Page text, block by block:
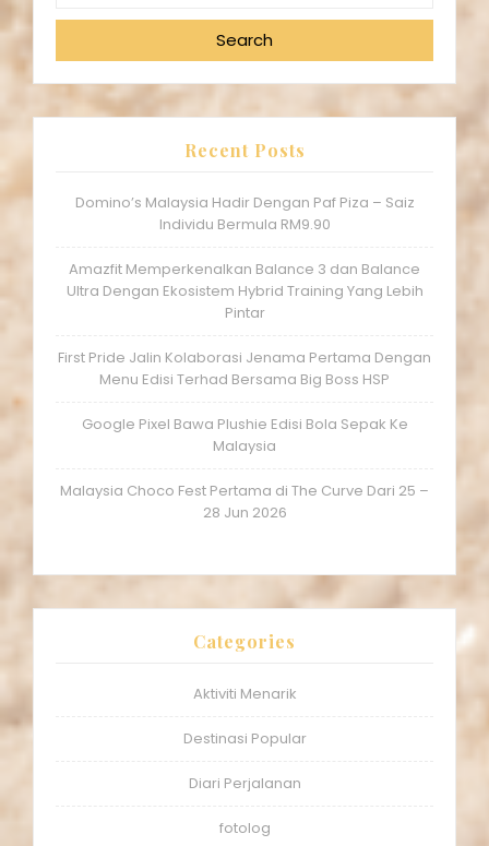
Search
Recent Posts
Domino’s Malaysia Hadir Dengan Paf Piza – Saiz
Individu Bermula RM9.90
Amazfit Memperkenalkan Balance 3 dan Balance
Ultra Dengan Ekosistem Hybrid Training Yang Lebih
Pintar
First Pride Jalin Kolaborasi Jenama Pertama Dengan
Menu Edisi Terhad Bersama Big Boss HSP
Google Pixel Bawa Plushie Edisi Bola Sepak Ke
Malaysia
Malaysia Choco Fest Pertama di The Curve Dari 25 –
28 Jun 2026
Categories
Aktiviti Menarik
Destinasi Popular
Diari Perjalanan
fotolog